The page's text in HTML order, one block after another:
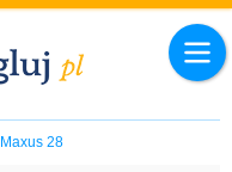
Maxus 28